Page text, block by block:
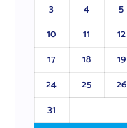
3
4 5
10
11 12
17
18 19
24
25 26
31